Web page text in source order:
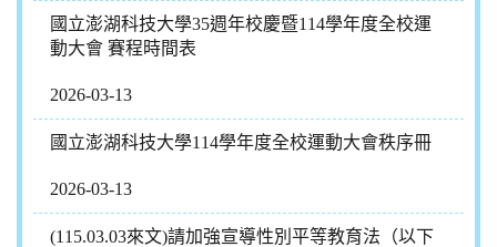
國立澎湖科技大學35週年校慶暨114學年度全校運
動大會 賽程時間表
2026-03-13
國立澎湖科技大學114學年度全校運動大會秩序冊
2026-03-13
(115.03.03來文)請加強宣導性別平等教育法（以下